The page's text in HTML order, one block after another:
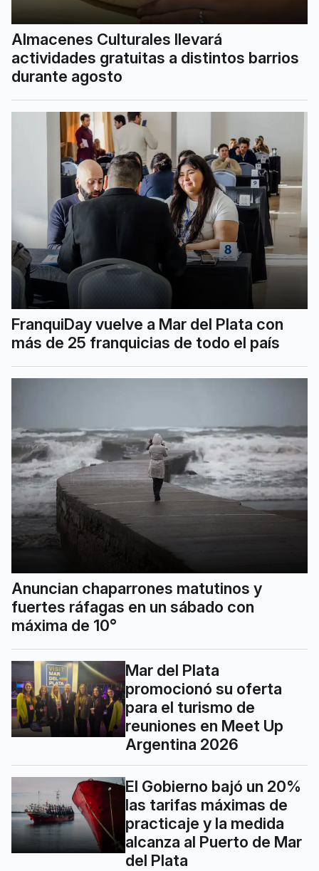
Almacenes Culturales llevará
actividades gratuitas a distintos barrios
durante agosto
FranquiDay vuelve a Mar del Plata con
más de 25 franquicias de todo el país
Anuncian chaparrones matutinos y
fuertes ráfagas en un sábado con
máxima de 10°
Mar del Plata
promocionó su oferta
para el turismo de
reuniones en Meet Up
Argentina 2026
El Gobierno bajó un 20%
las tarifas máximas de
practicaje y la medida
alcanza al Puerto de Mar
del Plata